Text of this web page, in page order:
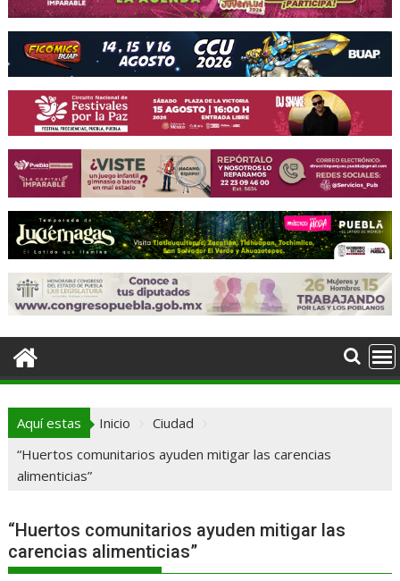
Aquí estas Inicio
Ciudad
“Huertos comunitarios ayuden mitigar las carencias
alimenticias”
“Huertos comunitarios ayuden mitigar las
carencias alimenticias”